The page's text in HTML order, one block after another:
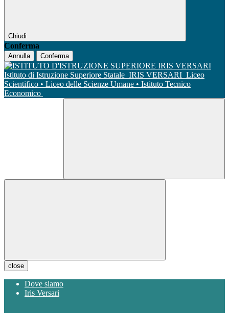
Chiudi
Conferma
Annulla Conferma
Istituto di Istruzione Superiore Statale IRIS VERSARI Liceo
Scientifico • Liceo delle Scienze Umane • Istituto Tecnico
Economico
close
Dove siamo
Iris Versari